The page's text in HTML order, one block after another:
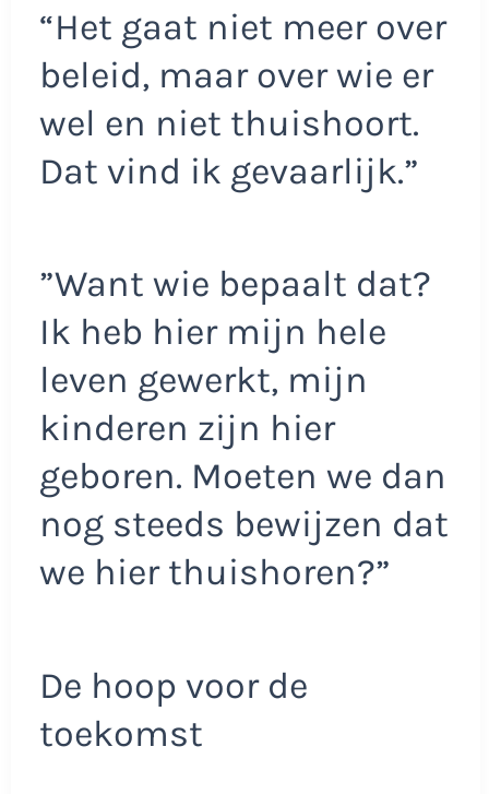
“Het gaat niet meer over
beleid, maar over wie er
wel en niet thuishoort.
Dat vind ik gevaarlijk.”
”Want wie bepaalt dat?
Ik heb hier mijn hele
leven gewerkt, mijn
kinderen zijn hier
geboren. Moeten we dan
nog steeds bewijzen dat
we hier thuishoren?”
De hoop voor de
toekomst